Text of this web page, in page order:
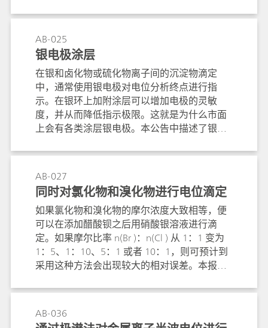
溶液一起用 Pt-Titrode 铂电极进行滴定。化学反
应：Au(III) + 3 Fe(II) → Au + 3 Fe(III)2 Cu(II) + 2 I
- → 2 Cu(I) + I 2I 2 + 2 Fe(II) → 2 I - + 2 Fe(III)
AB-025
银电极涂层
在银和卤化物或硫化物离子间的沉淀物滴定
中，通常使用银电极对电位分析终点进行指
示。在银环上加附涂层可以增加电极的灵敏
度，并从而降低指示极限。这就是为什么市面
上会有各类涂层银电极。本公告中描述了银电
AgI 或 Ag2S 的。
AB-027
同时对氯化物和溴化物进行电位滴定
如果氯化物和溴化物的摩尔浓度大致相等，便
可以在添加醋酸钡之后用硝酸银溶液进行滴
定。如果摩尔比率 n(Br )：n(Cl ) 从 1：1 变为
1：5、1：10、5：1 或者 10：1，则可预计到
采用这种方法会出现较大的相对误差。本报告
量的情况下测定溴化物。从滴定分析角度来
看，无法在溴化物过量的情况下测定浓度较低
的氯化物。
AB-036